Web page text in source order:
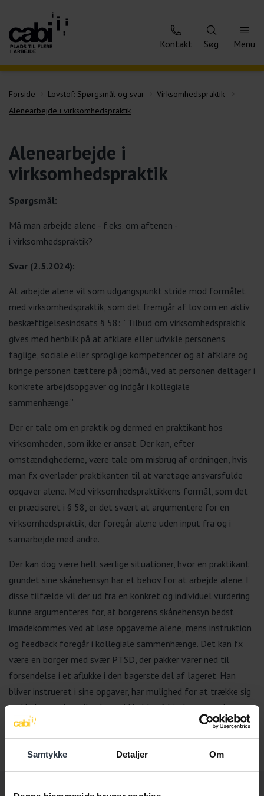
Samtykke Detaljer Om
Kontakt Søg Menu
Forside Lovstof: Spørgsmål og svar
Virksomhedspraktik
Alenearbejde i virksomhedspraktik
Alenearbejde i
virksomhedspraktik
Spørgsmål:
Må man arbejde alene - f.eks. om aftenen -
i virksomhedspraktik?
Svar (2.5.2024):
At arbejde alene vil som udgangspunkt stride mod formålet
med virksomhedspraktik, som det fremgår af lov om en aktiv
beskæftigelsesindsats § 58: ” Tilbud om virksomhedspraktik
gives med henblik på at afklare eller udvikle personens
faglige, sociale eller sproglige kompetencer og at afklare og
bringe personen tættere på jobmål, ved at personen deltager i
konkrete arbejdsopgaver og indgår i kollegiale
sammenhænge.”
Der er tale om en praktik og dermed en praktikant hos
virksomheden, som ikke er ansat. Der kan, efter
omstændighederne, være tale om misbrug af ordningen, hvis
man fx overlader praktikanten til at varetage ansvarsfulde
opgaver alene. Med virksomhedspraktikkens formål, som det
er præciseret i § 58, er det svært at argumentere for en
virksomhedspraktik, der foregår alene uden input fra og i
samarbejde med andre.
Der kan dog være helt særlige situationer, hvor en praktikant
grundet sine skånehensyn har et behov for at arbejde alene. I
disse tilfælde vil der ud fra en konkret og individuel vurdering
kunne argumenteres for, at borgerens skånehensyn bedst
imødekommes ved at løse opgaverne alene, mens instruktion
og feedback foregår i kollegiale sammenhænge. Det kan fx
være en borger med svær PTSD, der pakker varer ned til
forsendelse i et aflukke i den bagerste del af lageret. Han
bliver instrueret i sine opgaver, har mulighed for at trække sig
ved behov og kan til enhver tid kalde på hjælp, men selve
arbejdsopgaven løser han alene, da det udmatter ham at
arbejde sammen med andre.